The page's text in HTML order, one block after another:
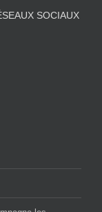
SOCIAUX